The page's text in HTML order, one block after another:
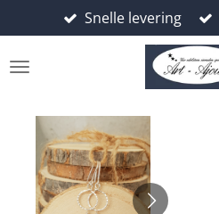
direct
naar
Snelle levering